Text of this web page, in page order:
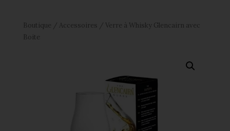
Boutique / Accessoires / Verre à Whisky Glencairn avec
Boite